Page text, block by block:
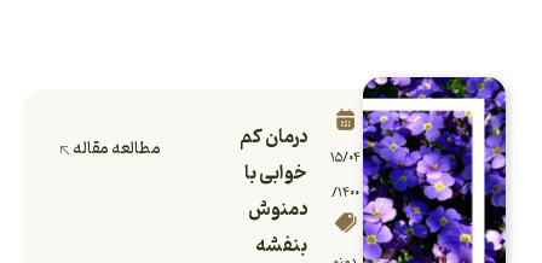
۱۵/۰۴
/۱۴۰۰
درمان کم
خوابی با
دمنوش
بنفشه
مطالعه مقاله